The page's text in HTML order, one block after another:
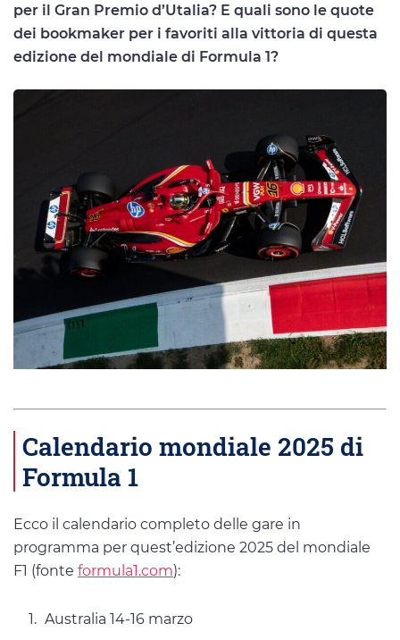
per il Gran Premio d’Utalia? E quali sono le quote
dei bookmaker per i favoriti alla vittoria di questa
edizione del mondiale di Formula 1?
Calendario mondiale 2025 di
Formula 1
Ecco il calendario completo delle gare in
programma per quest’edizione 2025 del mondiale
F1 (fonte formula1.com):
Australia 14-16 marzo